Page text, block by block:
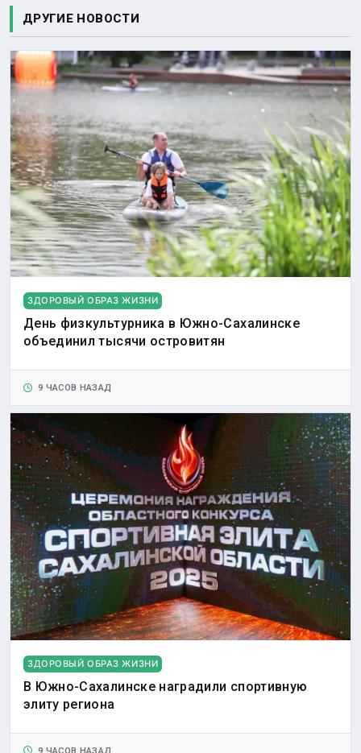
ДРУГИЕ НОВОСТИ
ЗДОРОВЫЙ ОБРАЗ ЖИЗНИ
День физкультурника в Южно-Сахалинске
объединил тысячи островитян
9 ЧАСОВ НАЗАД
ЗДОРОВЫЙ ОБРАЗ ЖИЗНИ
В Южно-Сахалинске наградили спортивную
элиту региона
9 ЧАСОВ НАЗАД